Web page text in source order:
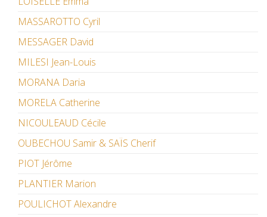
MASSAROTTO Cyril
MESSAGER David
MILESI Jean-Louis
MORANA Daria
MORELA Catherine
NICOULEAUD Cécile
OUBECHOU Samir & SAÏS Cherif
PIOT Jérôme
PLANTIER Marion
POULICHOT Alexandre